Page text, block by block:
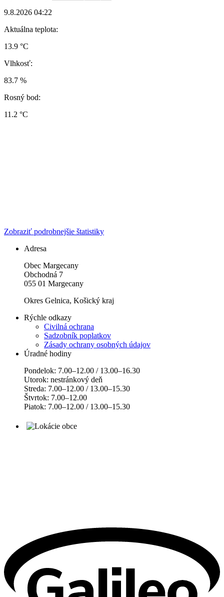
9.8.2026 04:22
Aktuálna teplota:
13.9 °C
Vlhkosť:
83.7 %
Rosný bod:
11.2 °C
Zobraziť podrobnejšie štatistiky
Adresa
Obec Margecany
Obchodná 7
055 01 Margecany
Okres Gelnica, Košický kraj
Rýchle odkazy
Civilná ochrana
Sadzobník poplatkov
Zásady ochrany osobných údajov
Úradné hodiny
Pondelok: 7.00–12.00 / 13.00–16.30
Utorok: nestránkový deň
Streda: 7.00–12.00 / 13.00–15.30
Štvrtok: 7.00–12.00
Piatok: 7.00–12.00 / 13.00–15.30